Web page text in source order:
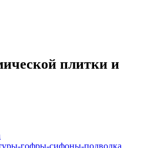
плитки и
гофры-сифоны-подводка